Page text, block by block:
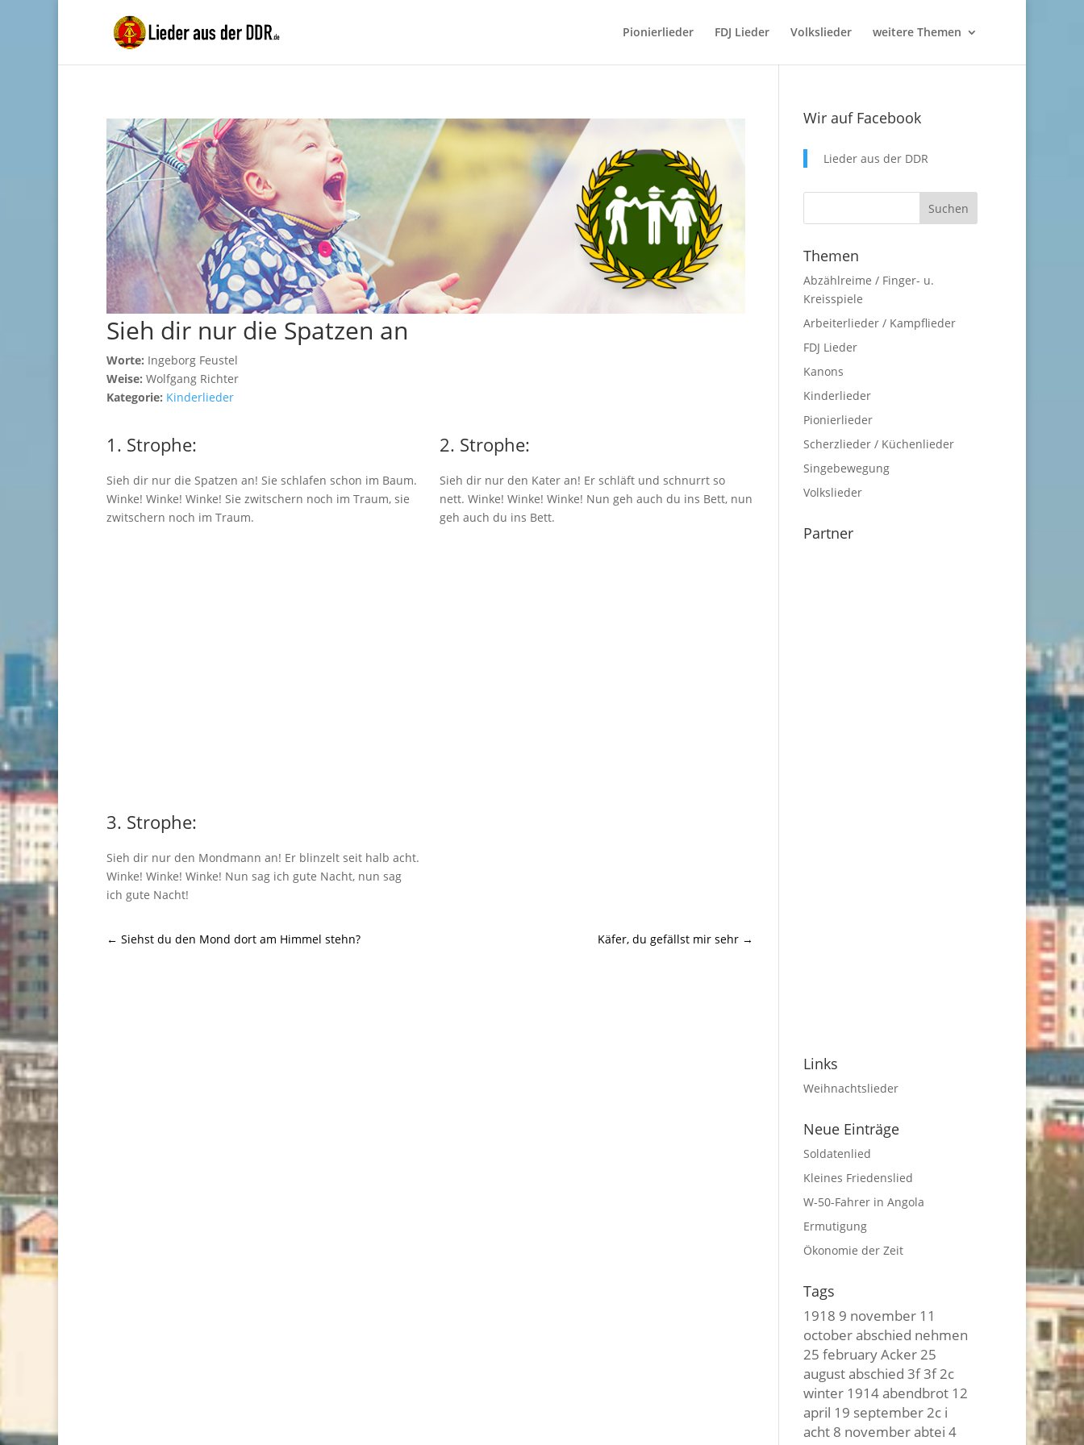
Pionierlieder FDJ Lieder Volkslieder weitere Themen
Sieh dir nur die Spatzen an
Worte: Ingeborg Feustel
Weise: Wolfgang Richter
Kategorie: Kinderlieder
1. Strophe:
Sieh dir nur die Spatzen an! Sie schlafen schon im Baum.
Winke! Winke! Winke! Sie zwitschern noch im Traum, sie
zwitschern noch im Traum.
2. Strophe:
Sieh dir nur den Kater an! Er schläft und schnurrt so
nett. Winke! Winke! Winke! Nun geh auch du ins Bett, nun
geh auch du ins Bett.
3. Strophe:
Sieh dir nur den Mondmann an! Er blinzelt seit halb acht.
Winke! Winke! Winke! Nun sag ich gute Nacht, nun sag
ich gute Nacht!
← Siehst du den Mond dort am Himmel stehn? Käfer, du gefällst mir sehr→
Wir auf Facebook
Lieder aus der DDR
Themen
Abzählreime / Finger- u.
Kreisspiele
Arbeiterlieder / Kampflieder
FDJ Lieder
Kanons
Kinderlieder
Pionierlieder
Scherzlieder / Küchenlieder
Singebewegung
Volkslieder
Partner
Links
Weihnachtslieder
Neue Einträge
Soldatenlied
Kleines Friedenslied
W-50-Fahrer in Angola
Ermutigung
Ökonomie der Zeit
Tags
1918 9 november 11
octoberabschied nehmen
25 februaryAcker25
augustabschied 3f 3f2c
winter 1914abendbrot 12
april 19 september2c i
acht 8 novemberabtei 4